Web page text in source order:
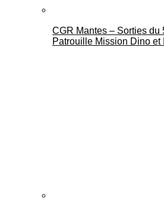
CGR Mantes – Sorties du
Patrouille Mission Dino et